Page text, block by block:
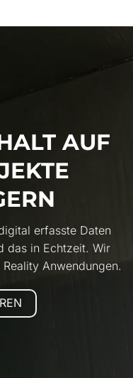
AUF
erfasste Daten
das in Echtzeit. Wir
Anwendungen.